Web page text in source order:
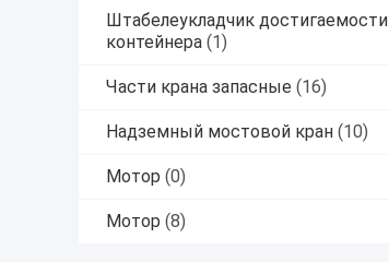
Штабелеукладчик достигаемости
контейнера (1)
Части крана запасные (16)
Надземный мостовой кран (10)
Мотор (0)
Мотор (8)